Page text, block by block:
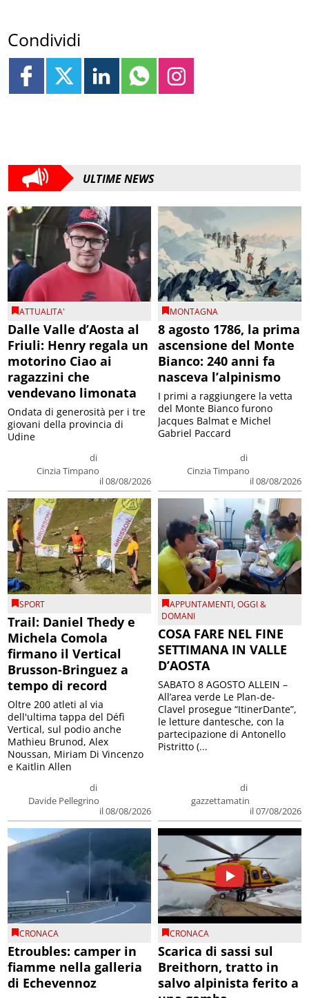
Condividi
ULTIME NEWS
ATTUALITA'
Dalle Valle d’Aosta al
Friuli: Henry regala un
motorino Ciao ai
ragazzini che
vendevano limonata
di
Cinzia Timpano
il 08/08/2026
Ondata di generosità per i tre
giovani della provincia di
Udine
MONTAGNA
8 agosto 1786, la prima
ascensione del Monte
Bianco: 240 anni fa
nasceva l’alpinismo
di
Cinzia Timpano
il 08/08/2026
I primi a raggiungere la vetta
del Monte Bianco furono
Jacques Balmat e Michel
Gabriel Paccard
SPORT
Trail: Daniel Thedy e
Michela Comola
firmano il Vertical
Brusson-Bringuez a
tempo di record
di
Davide Pellegrino
il 08/08/2026
Oltre 200 atleti al via
dell'ultima tappa del Défì
Vertical, sul podio anche
Mathieu Brunod, Alex
Noussan, Miriam Di Vincenzo
e Kaitlin Allen
APPUNTAMENTI,OGGI &
DOMANI
COSA FARE NEL FINE
SETTIMANA IN VALLE
D’AOSTA
di
gazzettamatin
il 07/08/2026
SABATO 8 AGOSTO ALLEIN –
All’area verde Le Plan-de-
Clavel prosegue “ItinerDante”,
le letture dantesche, con la
partecipazione di Antonello
Pistritto (...
CRONACA
Etroubles: camper in
fiamme nella galleria
di Echevennoz
CRONACA
Scarica di sassi sul
Breithorn, tratto in
salvo alpinista ferito a